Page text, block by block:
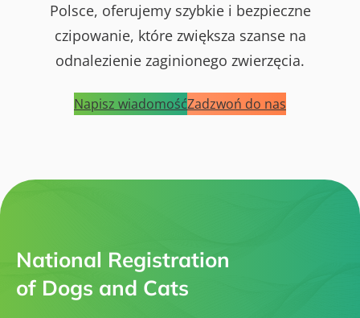
Polsce, oferujemy szybkie i bezpieczne
czipowanie, które zwiększa szanse na
odnalezienie zaginionego zwierzęcia.
Napisz wiadomośćZadzwoń do nas
National Registration
of Dogs and Cats